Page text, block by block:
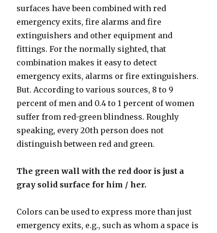
surfaces have been combined with red
emergency exits, fire alarms and fire
extinguishers and other equipment and
fittings. For the normally sighted, that
combination makes it easy to detect
emergency exits, alarms or fire extinguishers.
But. According to various sources, 8 to 9
percent of men and 0.4 to 1 percent of women
suffer from red-green blindness. Roughly
speaking, every 20th person does not
distinguish between red and green.
The green wall with the red door is just a
gray solid surface for him / her.
Colors can be used to express more than just
emergency exits, e.g., such as whom a space is